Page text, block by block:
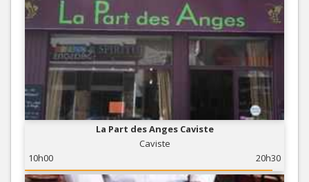
La Part des Anges Caviste
Caviste
10h00
20h30